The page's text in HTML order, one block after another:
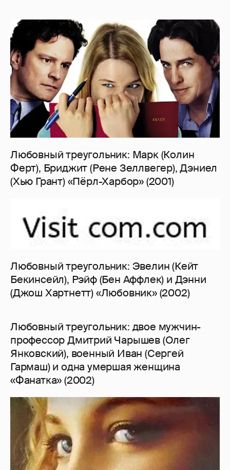
Любовный треугольник: Марк (Колин
Ферт), Бриджит (Рене Зеллвегер), Дэниел
(Хью Грант) «Пёрл-Харбор» (2001)
Любовный треугольник: Эвелин (Кейт
Бекинсейл), Рэйф (Бен Аффлек) и Дэнни
(Джош Хартнетт) «Любовник» (2002)
Любовный треугольник: двое мужчин-
профессор Дмитрий Чарышев (Олег
Янковский), военный Иван (Сергей
Гармаш) и одна умершая женщина
«Фанатка» (2002)